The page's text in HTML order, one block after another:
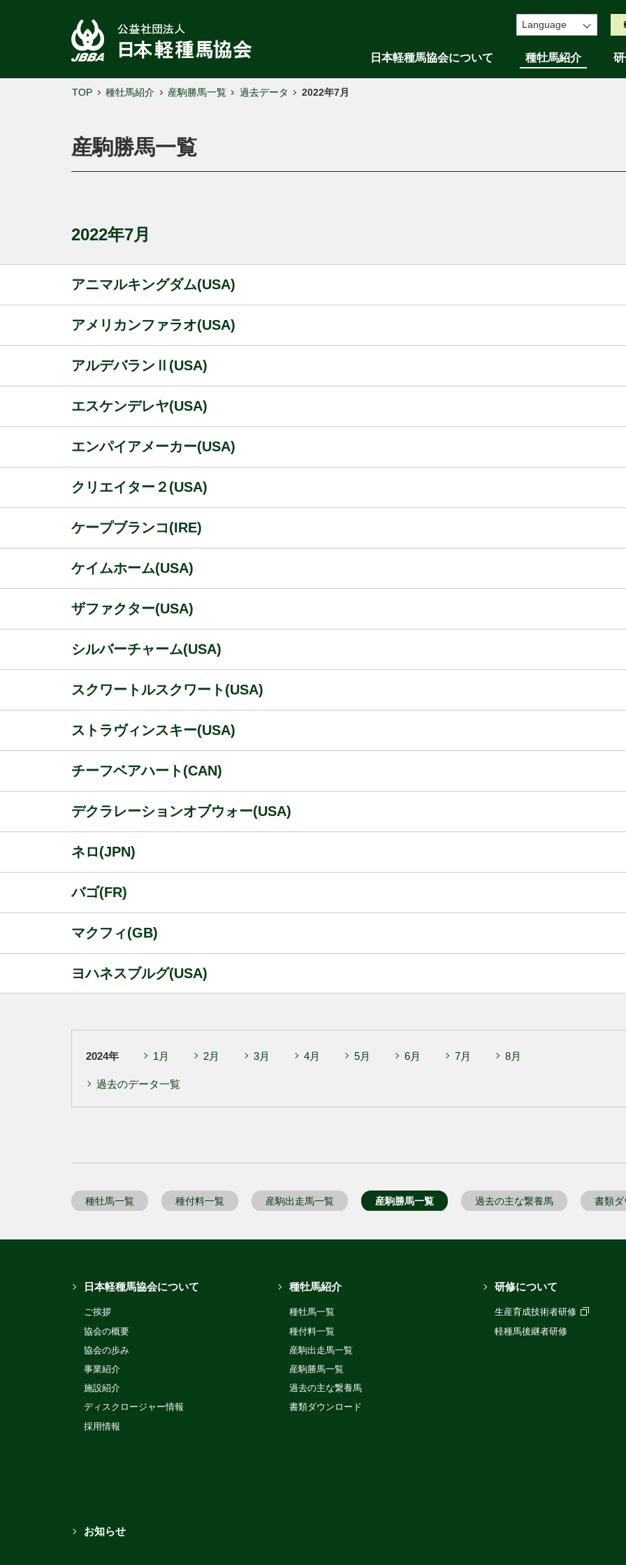
Language
日本軽種馬協会について 種牡馬紹介
TOP 種牡馬紹介 産駒勝馬一覧 過去データ 2022年7月
産駒勝馬一覧
2022年7月
アニマルキングダム(USA)
アメリカンファラオ(USA)
アルデバランⅡ(USA)
エスケンデレヤ(USA)
エンパイアメーカー(USA)
クリエイター２(USA)
ケープブランコ(IRE)
ケイムホーム(USA)
ザファクター(USA)
シルバーチャーム(USA)
スクワートルスクワート(USA)
ストラヴィンスキー(USA)
チーフベアハート(CAN)
デクラレーションオブウォー(USA)
ネロ(JPN)
バゴ(FR)
マクフィ(GB)
ヨハネスブルグ(USA)
2024年 1月 2月 3月 4月 5月 6月 7月 8月
過去のデータ一覧
種牡馬一覧 種付料一覧 産駒出走馬一覧 産駒勝馬一覧 過去の主な繋養馬 書類ダ
日本軽種馬協会について
ご挨拶
協会の概要
協会の歩み
事業紹介
施設紹介
ディスクロージャー情報
採用情報
種牡馬紹介
種牡馬一覧
種付料一覧
産駒出走馬一覧
産駒勝馬一覧
過去の主な繋養馬
書類ダウンロード
研修について
生産育成技術者研修
軽種馬後継者研修
お知らせ